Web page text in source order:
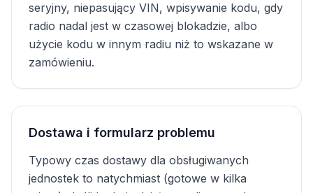
seryjny, niepasujący VIN, wpisywanie kodu, gdy
radio nadal jest w czasowej blokadzie, albo
użycie kodu w innym radiu niż to wskazane w
zamówieniu.
Dostawa i formularz problemu
Typowy czas dostawy dla obsługiwanych
jednostek to natychmiast (gotowe w kilka